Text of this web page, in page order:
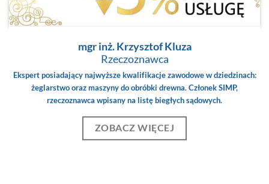
mgr inż. Krzysztof Kluza
Rzeczoznawca
Ekspert posiadający najwyższe kwalifikacje zawodowe w dziedzinach:
żeglarstwo oraz maszyny do obróbki drewna. Członek SIMP,
rzeczoznawca wpisany na listę biegłych sądowych.
ZOBACZ WIĘCEJ